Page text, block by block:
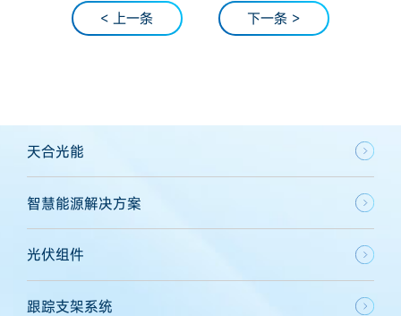
< 上一条 下一条 >
天合光能
智慧能源解决方案
光伏组件
跟踪支架系统